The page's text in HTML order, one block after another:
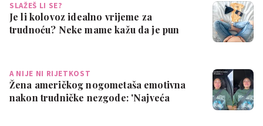
SLAŽEŠ LI SE?
Je li kolovoz idealno vrijeme za
trudnoću? Neke mame kažu da je pun
A NIJE NI RIJETKOST
Žena američkog nogometaša emotivna
nakon trudničke nezgode: 'Najveća